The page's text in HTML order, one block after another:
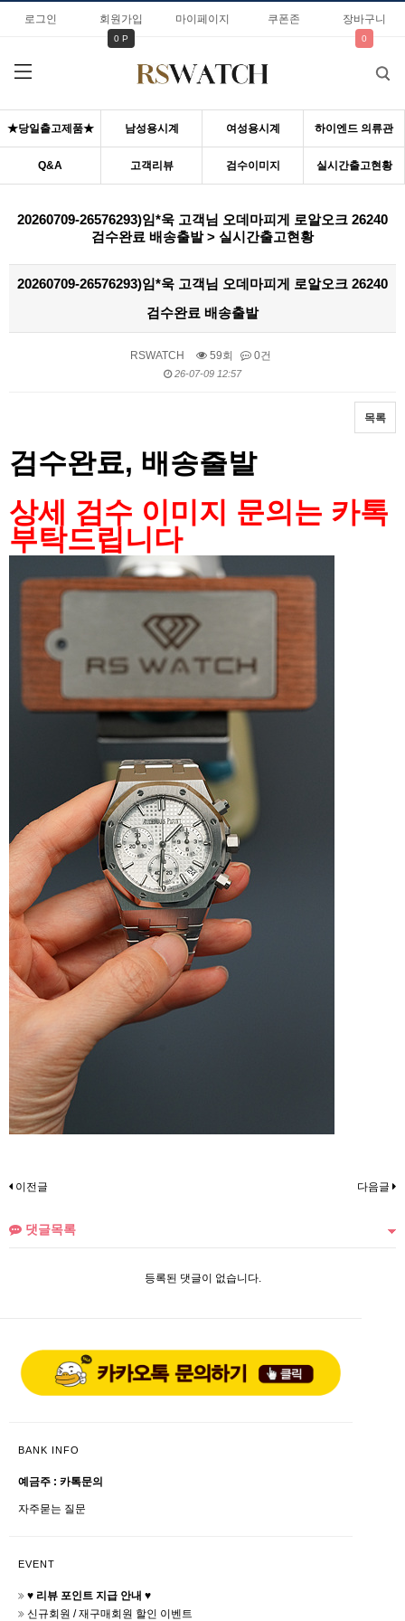
로그인 회원가입
0 P
마이페이지 쿠폰존 장바구니
0
★당일출고제품★ 남성용시계 여성용시계 하이엔드 의류관
Q&A 고객리뷰 검수이미지 실시간출고현황
20260709-26576293)임*욱 고객님 오데마피게 로알오크 26240
검수완료 배송출발 > 실시간출고현황
20260709-26576293)임*욱 고객님 오데마피게 로알오크 26240
검수완료 배송출발
RSWATCH 59회 0건
26-07-09 12:57
목록
본문
검수완료, 배송출발
상세 검수 이미지 문의는 카톡
부탁드립니다
이전글 다음글
댓글목록
등록된 댓글이 없습니다.
BANK INFO
예금주 : 카톡문의
자주묻는 질문
EVENT
♥ 리뷰 포인트 지급 안내 ♥
신규회원 / 재구매회원 할인 이벤트